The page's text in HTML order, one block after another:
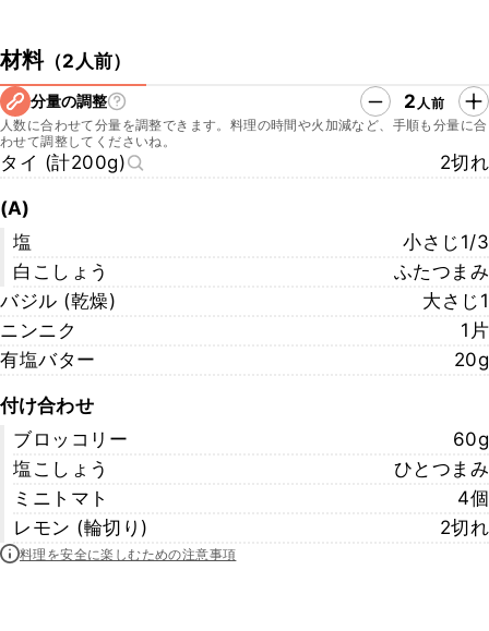
材料（2人前）
分量の調整 2 人前
人数に合わせて分量を調整できます。料理の時間や火加減など、手順も分量に合
わせて調整してくださいね。
タイ (計200g) 2切れ
(A)
塩
小さじ1/3
白こしょう
ふたつまみ
バジル (乾燥)
大さじ1
ニンニク
1片
有塩バター
20g
付け合わせ
ブロッコリー
60g
塩こしょう
ひとつまみ
ミニトマト
4個
レモン (輪切り)
2切れ
料理を安全に楽しむための注意事項